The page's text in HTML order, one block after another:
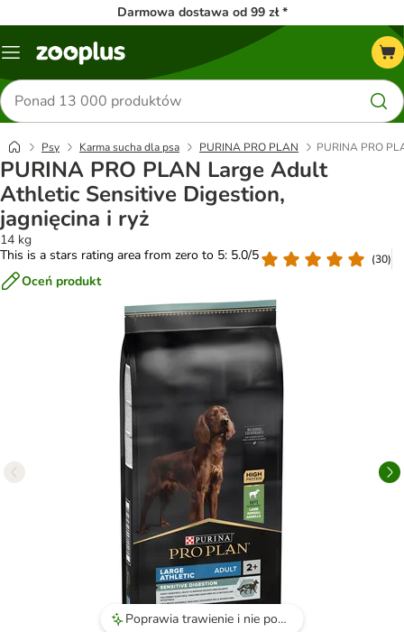
Darmowa dostawa od 99 zł *
Menu
Szukaj
produktów
Psy Karma sucha dla psa PURINA PRO PLAN PURINA PRO
PURINA PRO PLAN Large Adult
Athletic Sensitive Digestion,
jagnięcina i ryż
14 kg
This is a stars rating area from zero to 5: 5.0/5
(30)
Oceń produkt
Poprawia trawienie i nie powoduje problemów żołądkowo-jelitowych.